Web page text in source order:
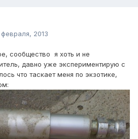
2013
сообщество я хоть и не
давно уже экспериментирую с
что таскает меня по экзотике,